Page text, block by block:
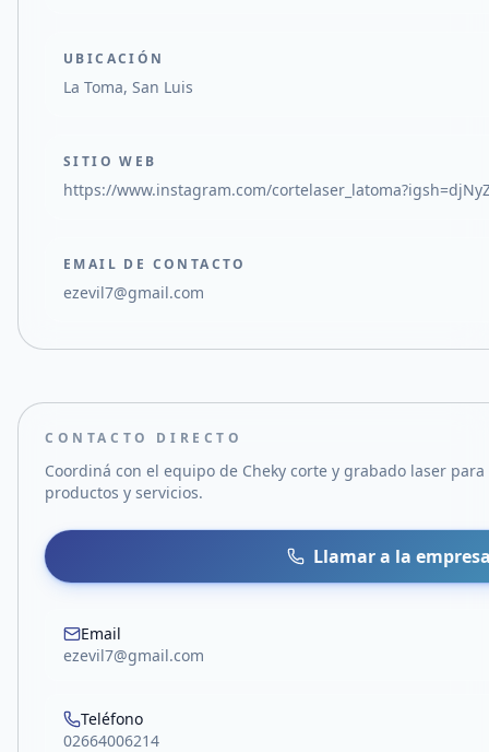
UBICACIÓN
La Toma, San Luis
SITIO WEB
https://www.instagram.com/
EMAIL DE CONTACTO
ezevil7@gmail.com
CONTACTO DIRECTO
Coordiná con el equipo de Cheky corte y grabado laser para
productos y servicios.
Llamar a la
Email
ezevil7@gmail.com
Teléfono
02664006214